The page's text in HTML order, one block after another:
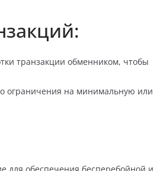
транзакции обменником, чтобы
ограничения на минимальную или